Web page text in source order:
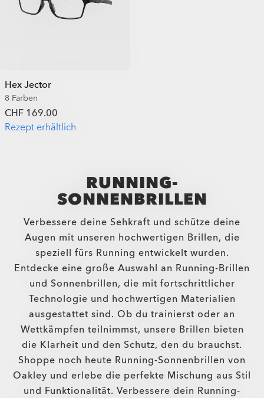
Hex Jector
8 Farben
CHF 169.00
Rezept erhältlich
RUNNING-
SONNENBRILLEN
Verbessere deine Sehkraft und schütze deine
Augen mit unseren hochwertigen Brillen, die
speziell fürs Running entwickelt wurden.
Entdecke eine große Auswahl an Running-Brillen
und Sonnenbrillen, die mit fortschrittlicher
Technologie und hochwertigen Materialien
ausgestattet sind. Ob du trainierst oder an
Wettkämpfen teilnimmst, unsere Brillen bieten
die Klarheit und den Schutz, den du brauchst.
Shoppe noch heute Running-Sonnenbrillen von
Oakley und erlebe die perfekte Mischung aus Stil
und Funktionalität. Verbessere dein Running-